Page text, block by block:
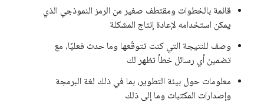
قائمة بالخطوات ومقتطف صغير من الرمز النموذجي الذي
يمكن استخدامه لإعادة إنتاج المشكلة
وصف للنتيجة التي كنت تتوقّعها وما حدث فعليًا، مع
تضمين أي رسائل خطأ تظهر لك
معلومات حول بيئة التطوير، بما في ذلك لغة البرمجة
وإصدارات المكتبات وما إلى ذلك